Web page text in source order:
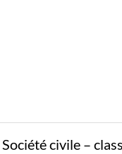
Société civile –